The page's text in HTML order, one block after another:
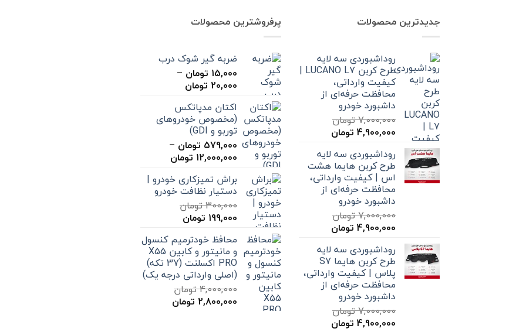
جدیدترین محصولات
روداشبوردی سه‌ لایه
طرح کربن LUCANO L7 |
کیفیت وارداتی،
محافظت حرفه‌ای از
داشبورد خودرو
7,000,000تومان
قیمت
7,000,000 تومان
بود.
4,900,000 تومان
4,900,000 تومان
است.
روداشبوردی سه‌ لایه
طرح کربن هایما هشت
اس | کیفیت وارداتی،
محافظت حرفه‌ای از
داشبورد خودرو
7,000,000تومان
قیمت
7,000,000 تومان
بود.
4,900,000 تومان
4,900,000 تومان
است.
روداشبوردی سه‌ لایه
طرح کربن هایما S7
پلاس | کیفیت وارداتی،
محافظت حرفه‌ای از
داشبورد خودرو
7,000,000تومان
قیمت
4,900,000 تومان
پرفروشترین محصولات
ضربه گیر شوک درب
15,000 تومان –
20,000 تومان
تا
اکتان مدپاتکس
(مخصوص خودروهای
توربو و GDI)
579,000 تومان –
12,000,000 تومان
تا
براش تمیزکاری خودرو |
دستیار نظافت خودرو
300,000تومان
قیمت
300,000 تومان
بود.
199,000 تومانقیمت
199,000 تومان
است.
محافظ خودترمیم کنسول
و مانیتور و کابین X55
PRO اکسلنت (37 تکه)
(اصلی وارداتی درجه یک)
4,000,000تومان
قیمت
2,800,000 تومان